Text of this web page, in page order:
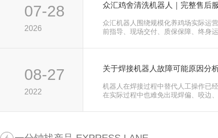
07-28
2026
众汇鸡舍清洗机器人｜完整售后
众汇机器人围绕规模化养鸡场实际运
前指导、现场交付、质保保障、终身
08-27
2022
关于焊接机器人故障可能原因分
机器人在焊接过程中替代人工操作已
在实际过程中也难免出现焊偏、咬边
障。那么今天给大家就说说焊接机器